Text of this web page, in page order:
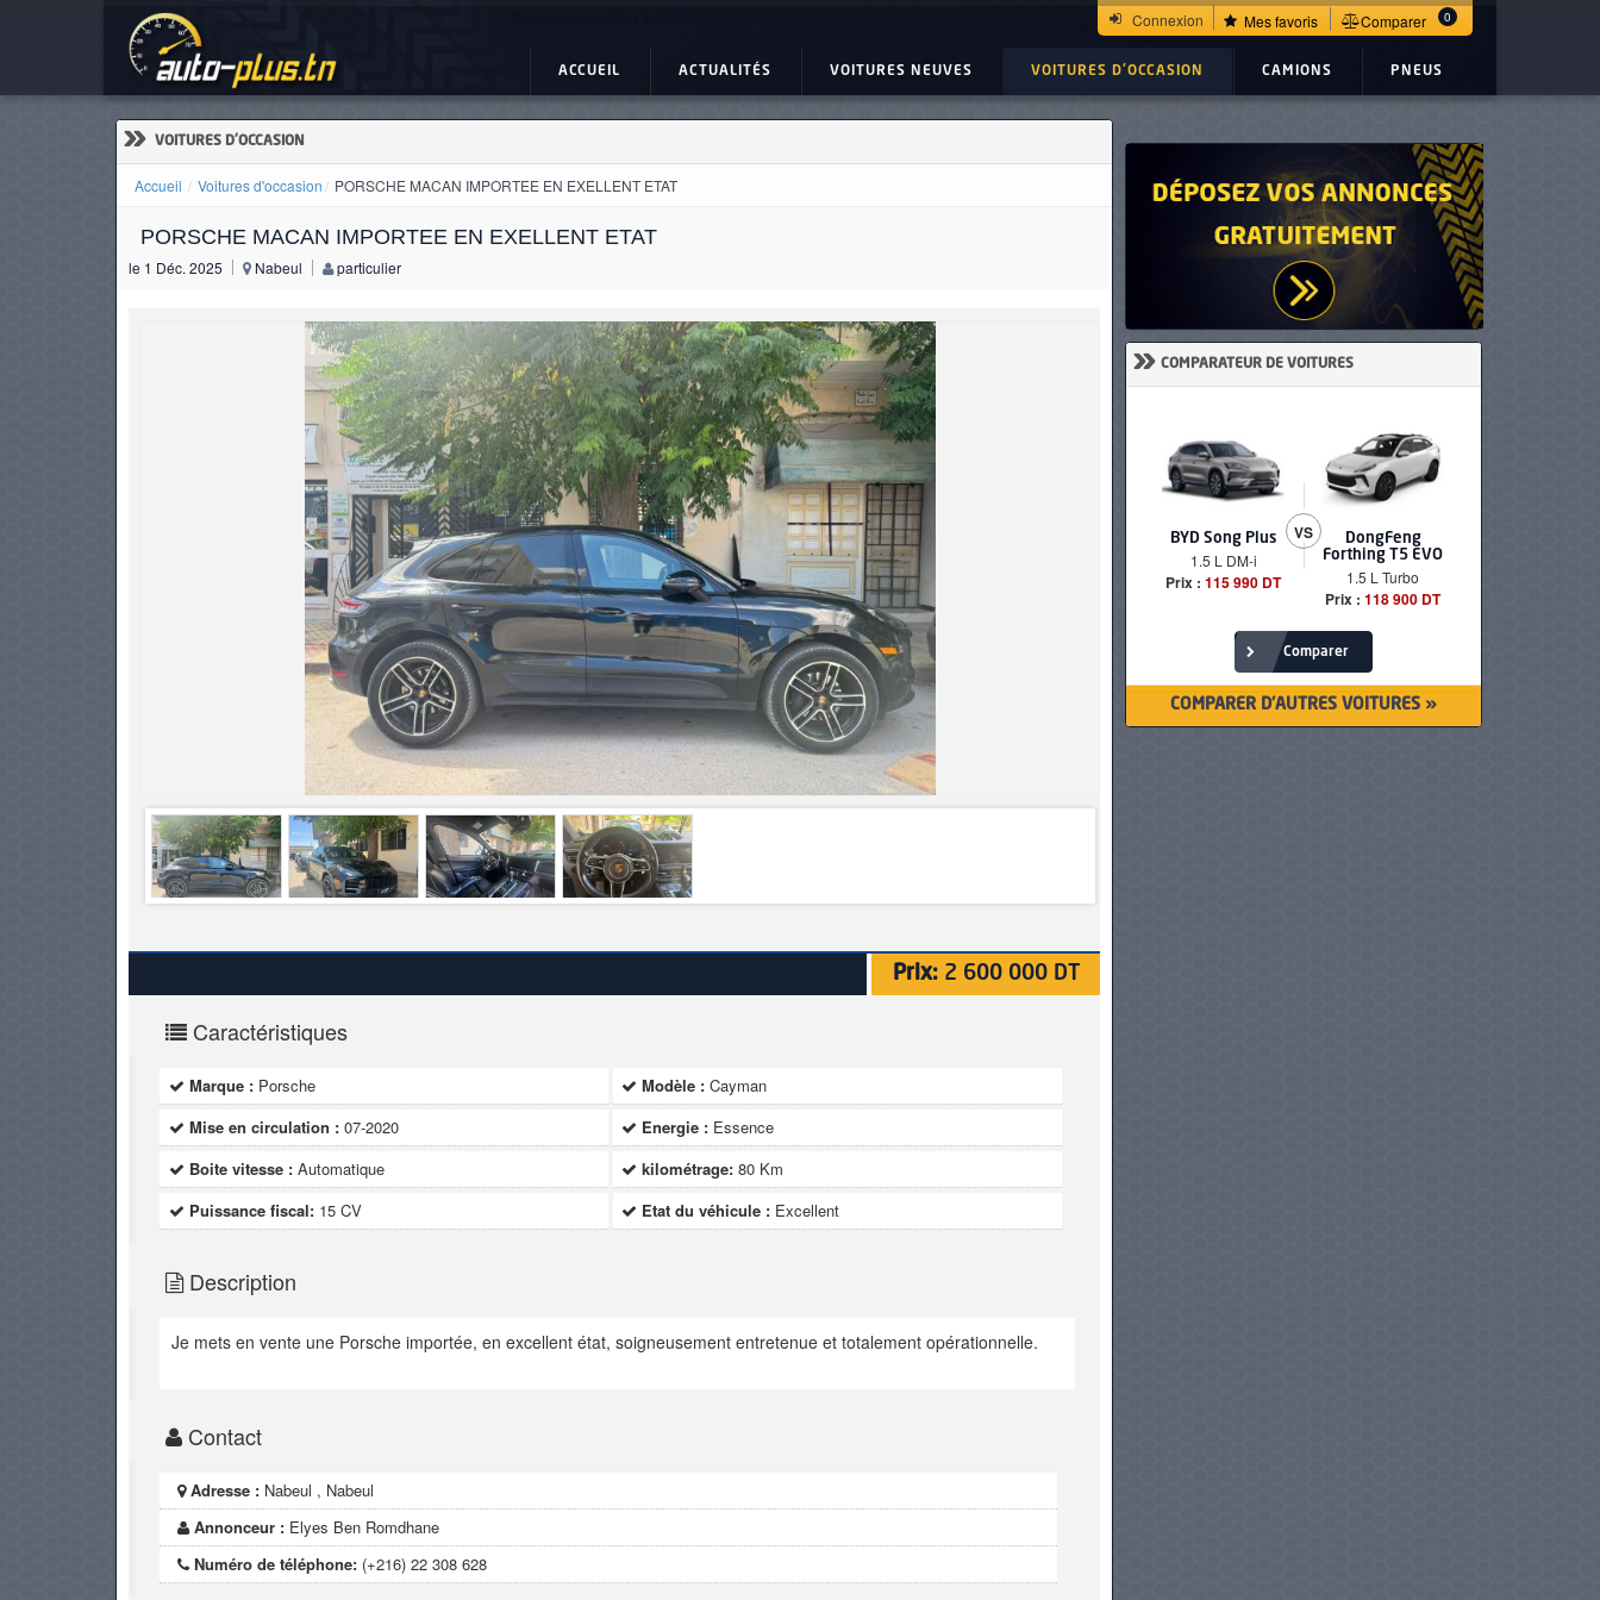
Connexion Mes favoris Comparer 0
ACCUEIL ACTUALITÉS VOITURES NEUVES VOITURES D'OCCASION CAMIONS PNEUS
» VOITURES D'OCCASION
Accueil Voitures d'occasion PORSCHE MACAN IMPORTEE EN EXELLENT ETAT
PORSCHE MACAN IMPORTEE EN EXELLENT ETAT
le 1 Déc. 2025 Nabeul particulier
Prix: 2 600 000 DT
Caractéristiques
Marque : Porsche Modèle : Cayman
Mise en circulation : 07-2020 Energie : Essence
Boite vitesse : Automatique kilométrage: 80 Km
Puissance fiscal: 15 CV Etat du véhicule : Excellent
Description
Je mets en vente une Porsche importée, en excellent état, soigneusement entretenue et totalement opérationnelle.
Contact
Adresse : Nabeul , Nabeul
Annonceur : Elyes Ben Romdhane
Numéro de téléphone: (+216) 22 308 628
» COMPARATEUR DE VOITURES
BYD Song Plus
1.5 L DM-i
Prix : 115 990 DT
VS
DongFeng
Forthing T5 EVO
1.5 L Turbo
Prix : 118 900 DT
Comparer
COMPARER D'AUTRES VOITURES »
ACTUALITÉS